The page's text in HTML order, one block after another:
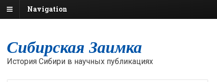
Navigation
Сибирская Заимка
История Сибири в научных публикациях